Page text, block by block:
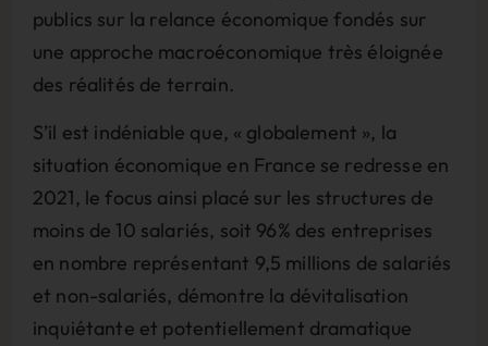
publics sur la relance économique fondés sur
une approche macroéconomique très éloignée
des réalités de terrain.
S’il est indéniable que, « globalement », la
situation économique en France se redresse en
2021, le focus ainsi placé sur les structures de
moins de 10 salariés, soit 96% des entreprises
en nombre représentant 9,5 millions de salariés
et non-salariés, démontre la dévitalisation
inquiétante et potentiellement dramatique